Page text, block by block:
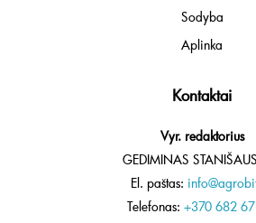
Sodyba
Aplinka
Kontaktai
Vyr. redaktorius
GEDIMINAS
El. paštas:
Telefonas: +370 682